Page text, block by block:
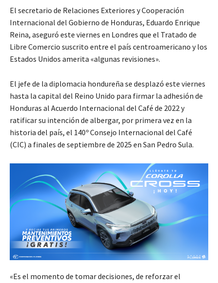
El secretario de Relaciones Exteriores y Cooperación
Internacional del Gobierno de Honduras, Eduardo Enrique
Reina, aseguró este viernes en Londres que el Tratado de
Libre Comercio suscrito entre el país centroamericano y los
Estados Unidos amerita «algunas revisiones».
El jefe de la diplomacia hondureña se desplazó este viernes
hasta la capital del Reino Unido para firmar la adhesión de
Honduras al Acuerdo Internacional del Café de 2022 y
ratificar su intención de albergar, por primera vez en la
historia del país, el 140º Consejo Internacional del Café
(CIC) a finales de septiembre de 2025 en San Pedro Sula.
«Es el momento de tomar decisiones, de reforzar el